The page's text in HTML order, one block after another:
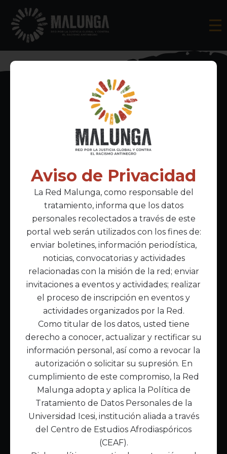
Inscríbete al boletín informativo
Acepto lapolítica de privacidad
Enlaces Principales
Inicio
Acerca de Malunga
Nuestra misión
Quiénes somos
Enlaces de interés
Publicaciones
Noticias
Contáctanos
Política de Tratamiento de Datos
Aviso de Privacidad
La Red Malunga, como responsable del
tratamiento, informa que los datos
personales recolectados a través de este
portal web serán utilizados con los fines de:
enviar boletines, información periodística,
noticias, convocatorias y actividades
relacionadas con la misión de la red; enviar
invitaciones a eventos y actividades; realizar
el proceso de inscripción en eventos y
actividades organizados por la Red.
Como titular de los datos, usted tiene
derecho a conocer, actualizar y rectificar su
información personal, así como a revocar la
autorización o solicitar su supresión. En
cumplimiento de este compromiso, la Red
Malunga adopta y aplica la Política de
Tratamiento de Datos Personales de la
Universidad Icesi, institución aliada a través
del Centro de Estudios Afrodiaspóricos
(CEAF).